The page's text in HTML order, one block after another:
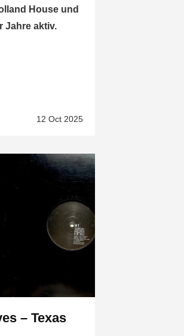
House und
Jahre aktiv.
12 Oct 2025
– Texas